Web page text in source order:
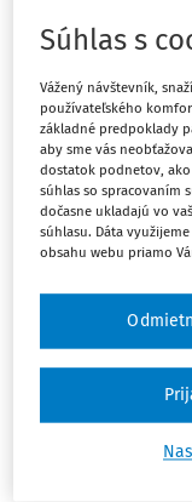
5. V § 7 ods. 5 sa
uvedenej v § 18 aj
potvrdenie o
ku ktorému je
1f) ministerstva.
upravuje
výkonu pôsobnosti
"1f) Čl. 3 bod 27
znení.
1g) Zákon č. 305/
Súhlas s
Vážený návštevník,
používateľského
základné predpoklady
aby sme vás
dostatok podnetov,
súhlas so spracovaním
dočasne ukladajú vo
súhlasu. Dáta
obsahu webu priamo